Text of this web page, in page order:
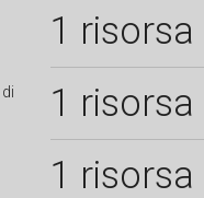
1 risorsa
di 1 risorsa
1 risorsa